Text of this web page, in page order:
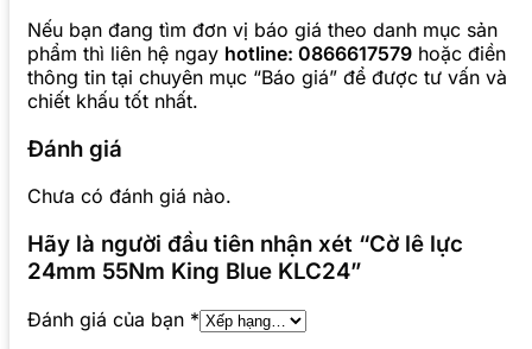
Nếu bạn đang tìm đơn vị báo giá theo danh mục sản
phẩm thì liên hệ ngay hotline: 0866617579 hoặc điền
thông tin tại chuyên mục “Báo giá” để được tư vấn và
chiết khấu tốt nhất.
Đánh giá
Chưa có đánh giá nào.
Hãy là người đầu tiên nhận xét “Cờ lê lực
24mm 55Nm King Blue KLC24”
Đánh giá của bạn *